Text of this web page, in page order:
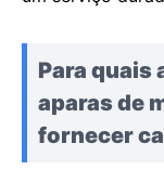
Para quais
aparas de
fornecer